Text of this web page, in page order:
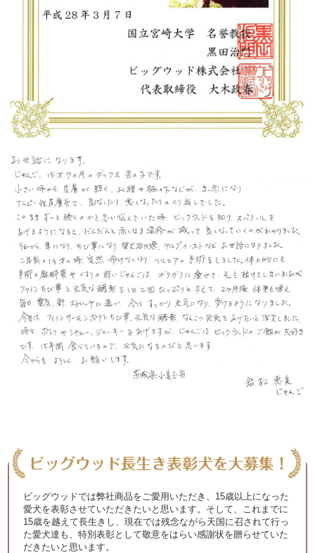
ビッグウッドでは弊社商品をご愛用いただき、15歳以上になった
愛犬を表彰させていただきたいと思います。そして、これまでに
15歳を越えて長生きし、現在では残念ながら天国に召されて行っ
た愛犬達も、特別表彰として敬意をはらい感謝状を贈らせていた
だきたいと思います。